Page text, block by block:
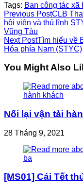
Tags: Ban công tác xã
Read
more
articles
Previous PostCLB
hội viên và thủ lĩnh
Vũng Tàu
Next PostTìm hiểu về
Hóa phía Nam (STYC)
You Might Also
Nối lại vận tải
28 Tháng 9, 2021
[MS01] Cái Tết